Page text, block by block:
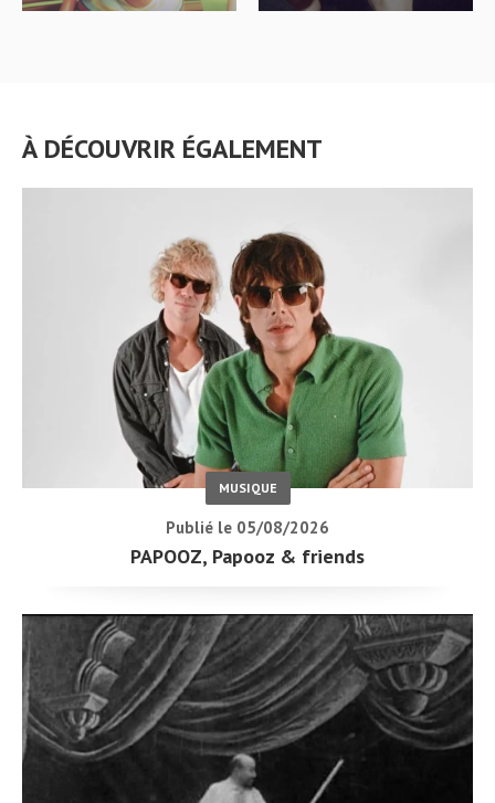
À DÉCOUVRIR ÉGALEMENT
MUSIQUE
Publié le 05/08/2026
PAPOOZ, Papooz & friends